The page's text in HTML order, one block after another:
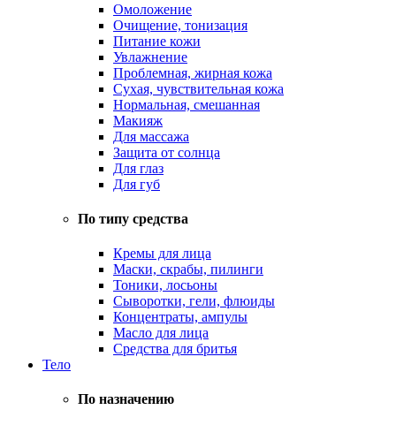
Омоложение
Очищение, тонизация
Питание кожи
Увлажнение
Проблемная, жирная кожа
Сухая, чувствительная кожа
Нормальная, смешанная
Макияж
Для массажа
Защита от солнца
Для глаз
Для губ
По типу средства
Кремы для лица
Маски, скрабы, пилинги
Тоники, лосьоны
Сыворотки, гели, флюиды
Концентраты, ампулы
Масло для лица
Средства для бритья
Тело
По назначению